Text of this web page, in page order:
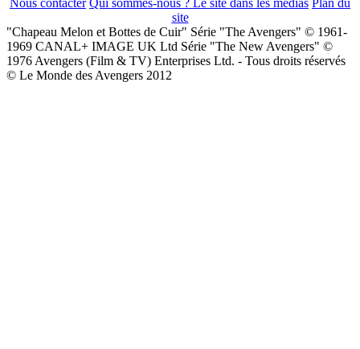
Nous contacter Qui sommes-nous ? Le site dans les médias Plan du
site
"Chapeau Melon et Bottes de Cuir" Série "The Avengers" © 1961-
1969 CANAL+ IMAGE UK Ltd Série "The New Avengers" ©
1976 Avengers (Film & TV) Enterprises Ltd. - Tous droits réservés
© Le Monde des Avengers 2012